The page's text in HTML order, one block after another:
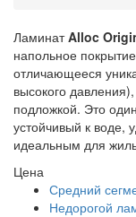
ЛаминатAlloc
напольное
отличающееся
высокого
подложкой. Это
устойчивый к воде,
идеальным для
Цена
Средний
Недорогой